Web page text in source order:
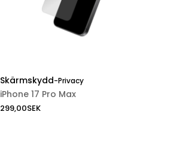
Skärmskydd-Privacy
iPhone 17 Pro Max
299,00SEK